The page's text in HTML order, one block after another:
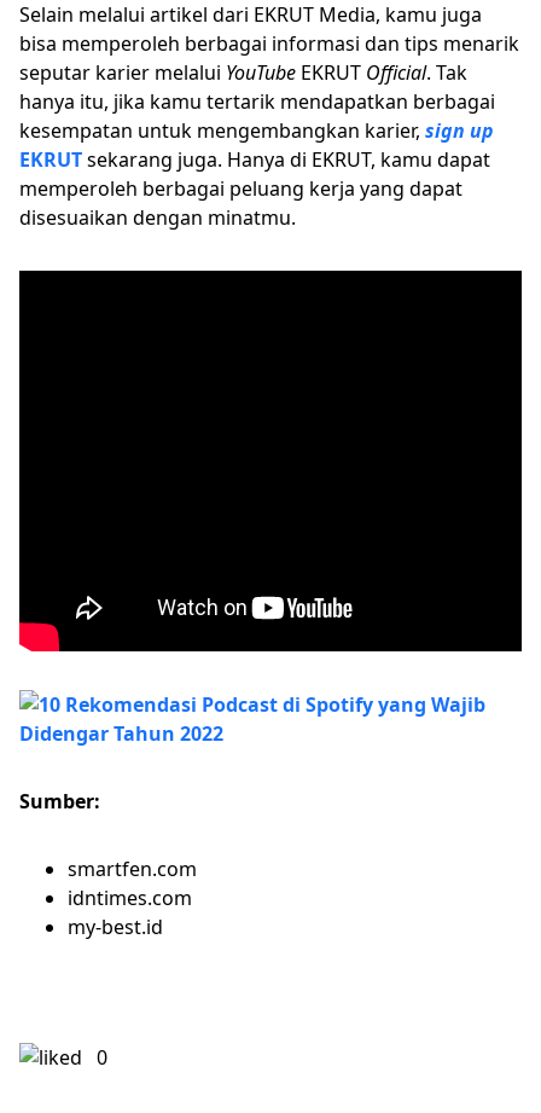
Selain melalui artikel dari EKRUT Media, kamu juga
bisa memperoleh berbagai informasi dan tips menarik
seputar karier melalui YouTube EKRUT Official. Tak
hanya itu, jika kamu tertarik mendapatkan berbagai
kesempatan untuk mengembangkan karier, sign up
EKRUTsekarang juga. Hanya di EKRUT, kamu dapat
memperoleh berbagai peluang kerja yang dapat
disesuaikan dengan minatmu.
Sumber:
smartfen.com
idntimes.com
my-best.id
0